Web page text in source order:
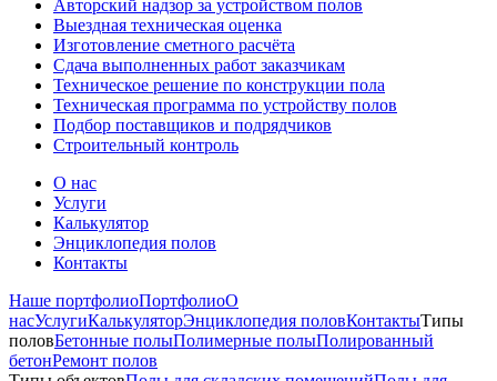
Авторский надзор за устройством полов
Выездная техническая оценка
Изготовление сметного расчёта
Сдача выполненных работ заказчикам
Техническое решение по конструкции пола
Техническая программа по устройству полов
Подбор поставщиков и подрядчиков
Строительный контроль
О нас
Услуги
Калькулятор
Энциклопедия полов
Контакты
Наше портфолиоПортфолиоО
насУслугиКалькуляторЭнциклопедия половКонтактыТипы
половБетонные полыПолимерные полыПолированный
бетонРемонт полов